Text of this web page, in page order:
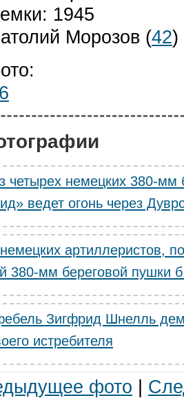
1945
Морозов (42)
четырех немецких 380-мм
ведет огонь через
артиллеристов,
380-мм береговой пушки
Зигфрид Шнелль
истребителя
фото